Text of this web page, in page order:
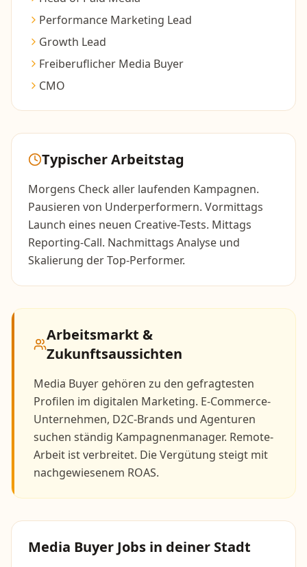
Performance Marketing Lead
Growth Lead
Freiberuflicher Media Buyer
CMO
Typischer Arbeitstag
Morgens Check aller laufenden Kampagnen.
Pausieren von Underperformern. Vormittags
Launch eines neuen Creative-Tests. Mittags
Reporting-Call. Nachmittags Analyse und
Skalierung der Top-Performer.
Arbeitsmarkt &
Zukunftsaussichten
Media Buyer gehören zu den gefragtesten
Profilen im digitalen Marketing. E-Commerce-
Unternehmen, D2C-Brands und Agenturen
suchen ständig Kampagnenmanager. Remote-
Arbeit ist verbreitet. Die Vergütung steigt mit
nachgewiesenem ROAS.
Media Buyer Jobs in deiner Stadt